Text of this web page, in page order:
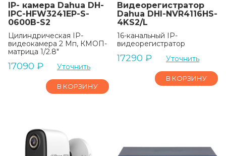
IP- камера Dahua DH-
IPC-HFW3241EP-S-
0600B-S2
Цилиндрическая IP-
видеокамера 2 Мп, КМОП-
матрица 1/2.8"
17090 ₽ Уточнить
В КОРЗИНУ
Видеорегистратор
Dahua DHI-NVR4116HS-
4KS2/L
16-канальный IP-
видеорегистратор
17290 ₽ Уточнить
В КОРЗИНУ